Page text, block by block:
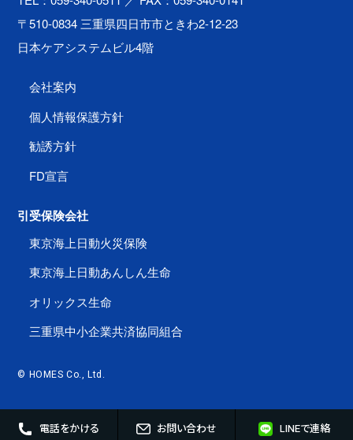
〒510-0834 三重県四日市市ときわ2-12-23
日本ケアシステムビル4階
会社案内
個人情報保護方針
勧誘方針
FD宣言
引受保険会社
東京海上日動火災保険
東京海上日動あんしん生命
オリックス生命
三重県中小企業共済協同組合
© HOMES Co., Ltd.
電話をかける お問い合わせ LINEで連絡